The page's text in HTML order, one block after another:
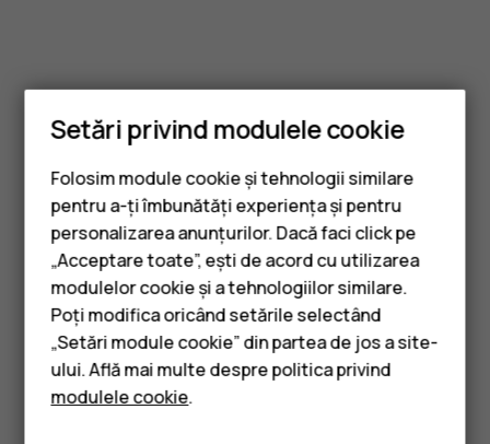
Smartphone-uri
Telefoane clasice
Accesorii
Tablete
Setări privind modulele cookie
Folosim module cookie și tehnologii similare
pentru a-ți îmbunătăți experiența și pentru
personalizarea anunțurilor. Dacă faci click pe
„Acceptare toate”, ești de acord cu utilizarea
modulelor cookie și a tehnologiilor similare.
Poți modifica oricând setările selectând
„Setări module cookie” din partea de jos a site-
ului. Află mai multe despre politica privind
modulele cookie.